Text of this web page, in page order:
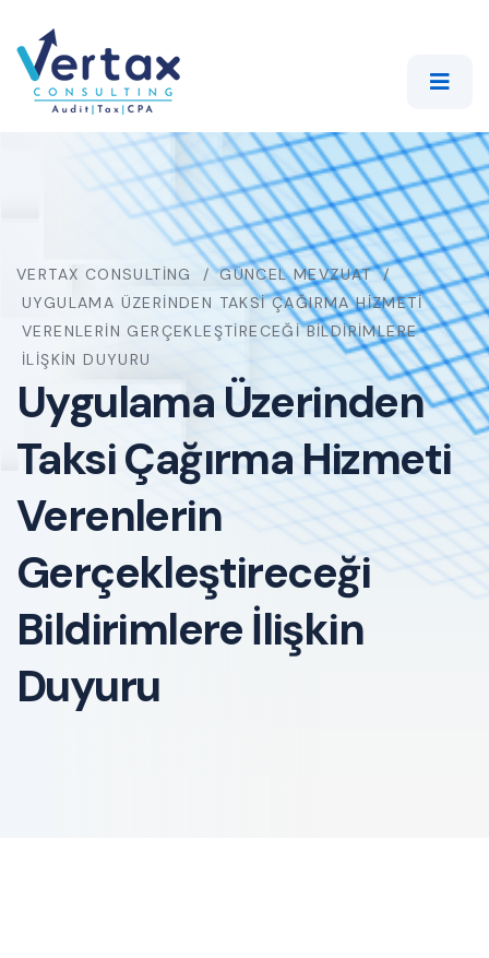
VERTAX CONSULTING
GÜNCEL MEVZUAT
UYGULAMA ÜZERINDEN TAKSI ÇAĞIRMA HIZMETI
VERENLERIN GERÇEKLEŞTIRECEĞI BILDIRIMLERE
İLIŞKIN DUYURU
Uygulama Üzerinden
Taksi Çağırma Hizmeti
Verenlerin
Gerçekleştireceği
Bildirimlere İlişkin
Duyuru